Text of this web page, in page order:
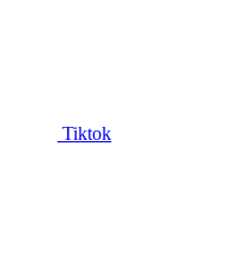
Tiktok